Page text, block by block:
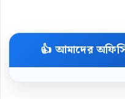
👍 আমাদের